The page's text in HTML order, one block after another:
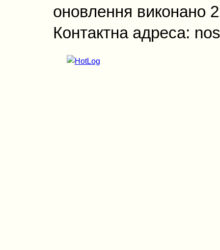
оновлення виконано
Контактна адреса: